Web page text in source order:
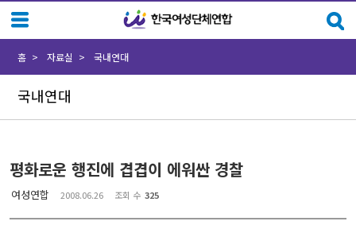
국내연대
홈 자료실 국내연대
평화로운 행진에 겹겹이 에워싼 경찰
여성연합 2008.06.26 조회 수 325